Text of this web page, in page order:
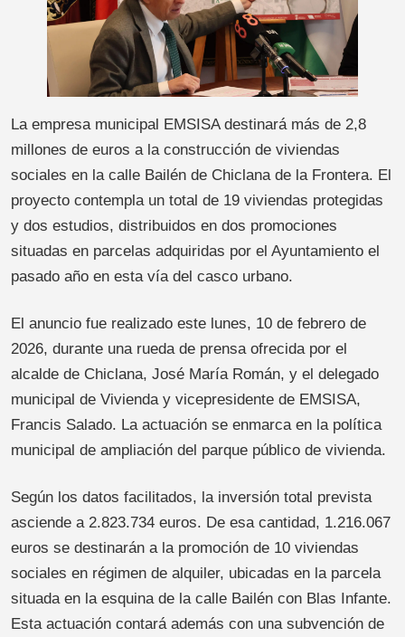
La empresa municipal EMSISA destinará más de 2,8
millones de euros a la construcción de viviendas
sociales en la calle Bailén de Chiclana de la Frontera. El
proyecto contempla un total de 19 viviendas protegidas
y dos estudios, distribuidos en dos promociones
situadas en parcelas adquiridas por el Ayuntamiento el
pasado año en esta vía del casco urbano.
El anuncio fue realizado este lunes, 10 de febrero de
2026, durante una rueda de prensa ofrecida por el
alcalde de Chiclana, José María Román, y el delegado
municipal de Vivienda y vicepresidente de EMSISA,
Francis Salado. La actuación se enmarca en la política
municipal de ampliación del parque público de vivienda.
Según los datos facilitados, la inversión total prevista
asciende a 2.823.734 euros. De esa cantidad, 1.216.067
euros se destinarán a la promoción de 10 viviendas
sociales en régimen de alquiler, ubicadas en la parcela
situada en la esquina de la calle Bailén con Blas Infante.
Esta actuación contará además con una subvención de